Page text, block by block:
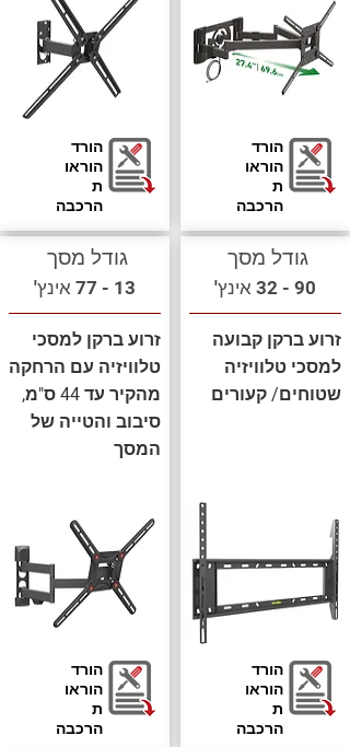
הורד
הוראו
ת
הרכבה
גודל מסך
13 - 77 אינץ'
זרוע ברקן למסכי
טלוויזיה עם הרחקה
מהקיר עד 44 ס"מ,
סיבוב והטייה של
המסך
הורד
הוראו
ת
הרכבה
הורד
הוראו
ת
הרכבה
גודל מסך
90 - 32 אינץ'
זרוע ברקן קבועה
למסכי טלוויזיה
שטוחים/ קעורים
הורד
הוראו
ת
הרכבה